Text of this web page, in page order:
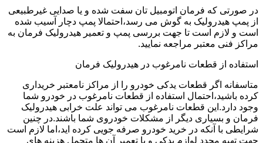
در صورتی که فرمان اتومبیل تان سفت شده و یا صدایی غیرطبیعی
از پمپ هیدرولیک به گوش می رسد،احتمالا پمپ دچار آسیب شده
است و لازم است تا جهت بررسی پمپ و تعمیر هیدرولیک فرمان به
مراکز فنی معتبر مراجعه نمایید.
استفاده از قطعات نامرغوب در هیدرولیک فرمان
متاسفانه اگر قطعات یدکی خودرو را از مراکز نامعتبر خریداری
کرده باشید،احتمال استفاده از قطعات نامرغوب در خودرو شما
وجود دارد.این قطعات نامرغوب می تواند علت خرابی هیدرولیک
فرمان و بسیاری دیگر از مشکلات خودروی شما باشند.در چنین
شرایطی با آنکه در خرید خودرو صرفه جویی کرده اید،اما لازم است
جهت تهیه مجدد لوازم یدکی و یا تعمیر آن ها متحمل هزینه های